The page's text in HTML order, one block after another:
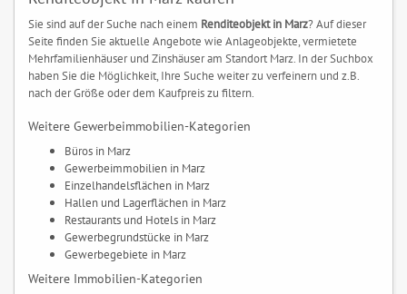
Sie sind auf der Suche nach einem Renditeobjekt in Marz? Auf dieser
Seite finden Sie aktuelle Angebote wie Anlageobjekte, vermietete
Mehrfamilienhäuser und Zinshäuser am Standort Marz. In der Suchbox
haben Sie die Möglichkeit, Ihre Suche weiter zu verfeinern und z.B.
nach der Größe oder dem Kaufpreis zu filtern.
Weitere Gewerbeimmobilien-Kategorien
Büros in Marz
Gewerbeimmobilien in Marz
Einzelhandelsflächen in Marz
Hallen und Lagerflächen in Marz
Restaurants und Hotels in Marz
Gewerbegrundstücke in Marz
Gewerbegebiete in Marz
Weitere Immobilien-Kategorien